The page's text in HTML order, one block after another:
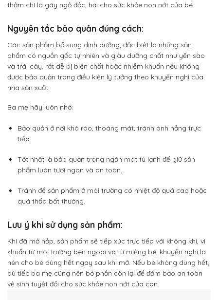
thậm chí là gây ngộ độc, hại cho sức khỏe non nớt của bé.
Nguyên tắc bảo quản đúng cách:
Các sản phẩm bổ sung dinh dưỡng, đặc biệt là những sản
phẩm có nguồn gốc tự nhiên và giàu dưỡng chất như yến sào
và trái cây, rất dễ bị biến chất hoặc nhiễm khuẩn nếu không
được bảo quản trong điều kiện lý tưởng theo khuyến nghị của
nhà sản xuất.
Ba mẹ hãy luôn nhớ:
Bảo quản ở nơi khô ráo, thoáng mát, tránh ánh nắng trực
tiếp.
Tốt nhất là bảo quản trong ngăn mát tủ lạnh để giữ sản
phẩm luôn tươi ngon và an toàn.
Tránh để sản phẩm ở môi trường có nhiệt độ quá cao hoặc
quá thấp bất thường.
Lưu ý khi sử dụng sản phẩm:
Khi đã mở nắp, sản phẩm sẽ tiếp xúc trực tiếp với không khí, vi
khuẩn từ môi trường bên ngoài và từ miệng bé, khuyến nghị là
nên cho bé dùng hết ngay sau khi mở. Nếu bé không dùng hết,
dù tiếc ba mẹ cũng nên bỏ phần còn lại để đảm bảo an toàn
vệ sinh tuyệt đối cho sức khỏe non nớt của con.